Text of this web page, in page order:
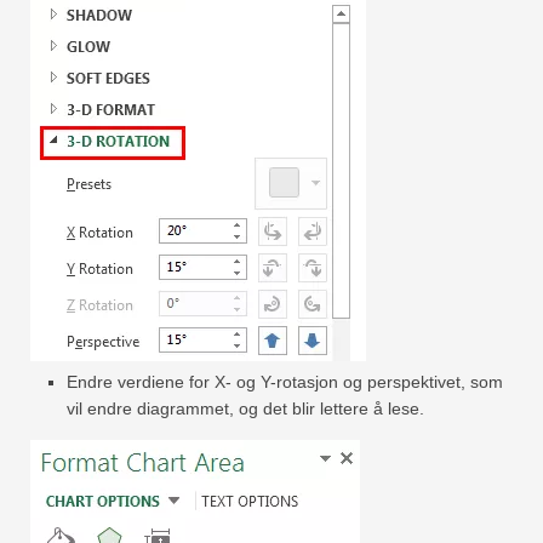
Endre verdiene for X- og Y-rotasjon og perspektivet, som
vil endre diagrammet, og det blir lettere å lese.